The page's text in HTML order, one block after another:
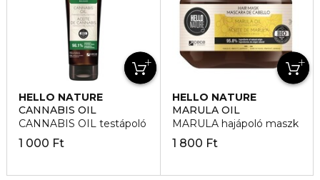
HELLO NATURE
CANNABIS OIL
CANNABIS OIL testápoló
1 000 Ft
HELLO NATURE
MARULA OIL
MARULA hajápoló maszk
1 800 Ft